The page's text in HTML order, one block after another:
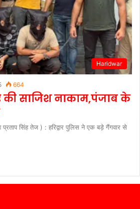
Haridwar
664
की साजिश नाकाम,पंजाब के
सिंह तेज ) : हरिद्वार पुलिस ने एक बड़े गैंगवार से